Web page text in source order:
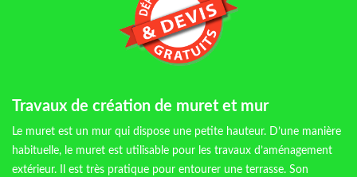
Travaux de création de muret et mur
Le muret est un mur qui dispose une petite hauteur. D’une manière
habituelle, le muret est utilisable pour les travaux d’aménagement
extérieur. Il est très pratique pour entourer une terrasse. Son